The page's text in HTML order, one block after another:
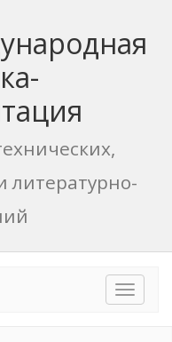
литературно-
Toggle